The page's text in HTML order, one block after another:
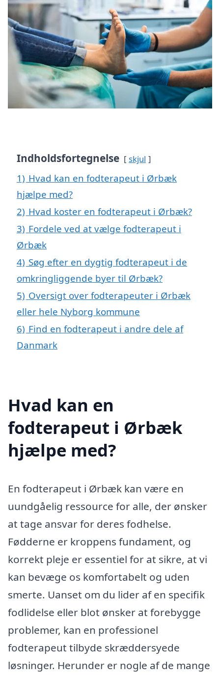
Indholdsfortegnelse skjul
1) Hvad kan en fodterapeut i Ørbæk
hjælpe med?
2) Hvad koster en fodterapeut i Ørbæk?
3) Fordele ved at vælge fodterapeut i
Ørbæk
4) Søg efter en dygtig fodterapeut i de
omkringliggende byer til Ørbæk?
5) Oversigt over fodterapeuter i Ørbæk
eller hele Nyborg kommune
6) Find en fodterapeut i andre dele af
Danmark
Hvad kan en
fodterapeut i Ørbæk
hjælpe med?
En fodterapeut i Ørbæk kan være en
uundgåelig ressource for alle, der ønsker
at tage ansvar for deres fodhelse.
Fødderne er kroppens fundament, og
korrekt pleje er essentiel for at sikre, at vi
kan bevæge os komfortabelt og uden
smerte. Uanset om du lider af en specifik
fodlidelse eller blot ønsker at forebygge
problemer, kan en professionel
fodterapeut tilbyde skræddersyede
løsninger. Herunder er nogle af de mange